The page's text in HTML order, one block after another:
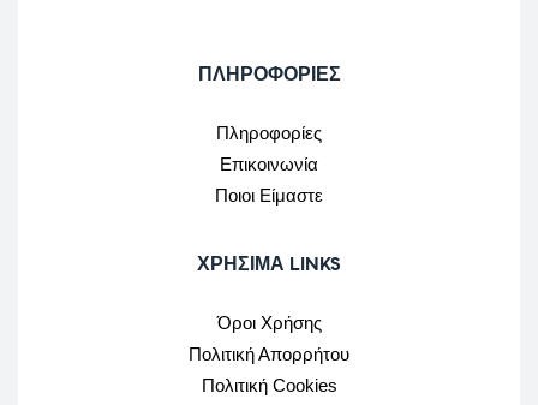
ΠΛΗΡΟΦΟΡΙΕΣ
Πληροφορίες
Επικοινωνία
Ποιοι Είμαστε
ΧΡΉΣΙΜΑ LINKS
Όροι Χρήσης
Πολιτική Απορρήτου
Πολιτική Cookies